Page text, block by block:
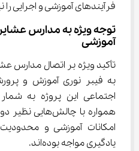
فرآیندهای آموزشی و اجرایی را
آموزشی
تأکید ویژه بر اتصال مدارس
همواره با
امکانات آموزشی و
یادگیری مواجه بوده‌اند.